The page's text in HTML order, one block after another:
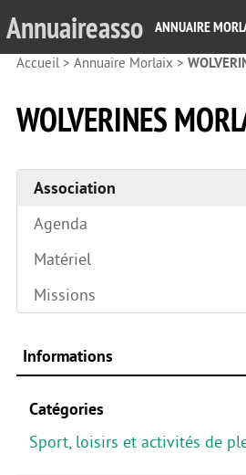
Annuaireasso ANNUAIRE
Accueil> Annuaire Morlaix >
WOLVERINES
Association
Agenda
Matériel
Missions
Informations
Catégories
Sport, loisirs et activités de